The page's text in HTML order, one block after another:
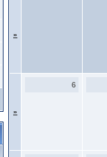
»
»
6